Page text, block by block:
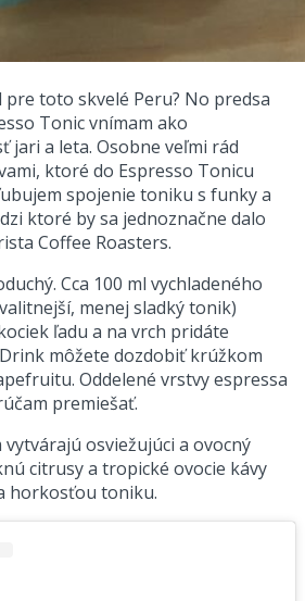
toto skvelé Peru? No predsa
Tonic vnímam ako
jari a leta. Osobne veľmi rád
ktoré do Espresso Tonicu
spojenie toniku s funky a
ktoré by sa jednoznačne dalo
Coffee Roasters.
Cca 100 ml vychladeného
menej sladký tonik)
ľadu a na vrch pridáte
môžete dozdobiť krúžkom
Oddelené vrstvy espressa
premiešať.
osviežujúci a ovocný
citrusy a tropické ovocie kávy
horkosťou toniku.